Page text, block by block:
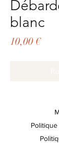
blanc
10,00 €Prix